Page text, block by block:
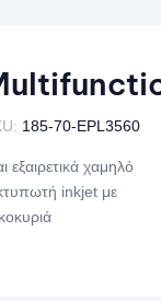
185-70-EPL3560
χαμηλό
inkjet με